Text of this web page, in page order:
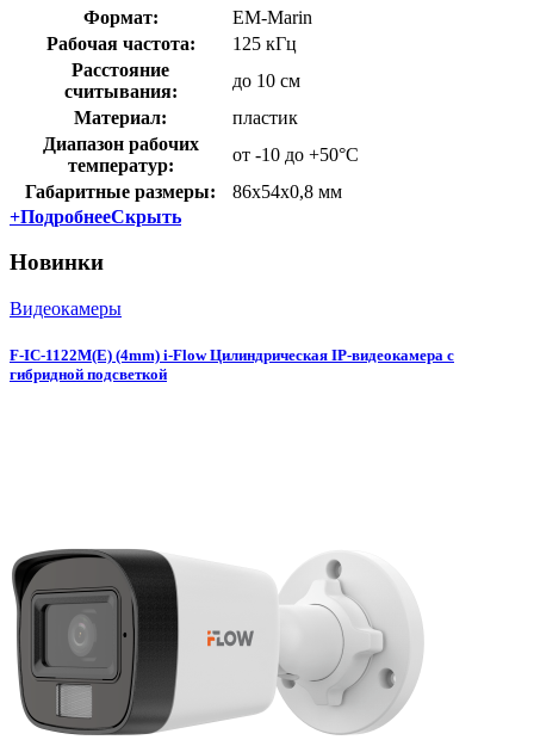
Формат:
EM-Marin
Рабочая частота:
125 кГц
Расстояние
считывания:
до 10 см
Материал:
пластик
Диапазон рабочих
температур:
от -10 до +50°С
Габаритные размеры:
86х54х0,8 мм
+ПодробнееСкрыть
Новинки
Видеокамеры
F-IC-1122M(E) (4mm) i-Flow Цилиндрическая IP-видеокамера с
гибридной подсветкой